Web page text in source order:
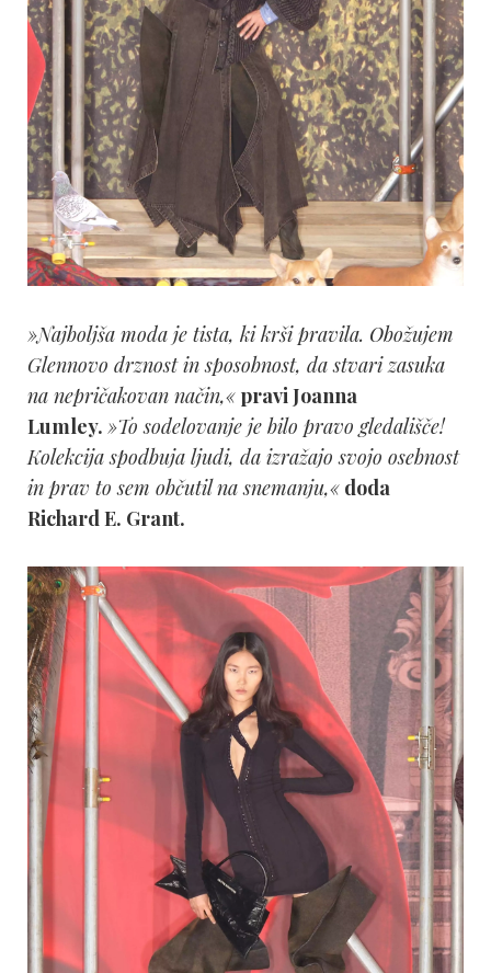
»Najboljša moda je tista, ki krši pravila. Obožujem
Glennovo drznost in sposobnost, da stvari zasuka
na nepričakovan način,« pravi Joanna
Lumley. »To sodelovanje je bilo pravo gledališče!
Kolekcija spodbuja ljudi, da izražajo svojo osebnost
in prav to sem občutil na snemanju,« doda
Richard E. Grant.